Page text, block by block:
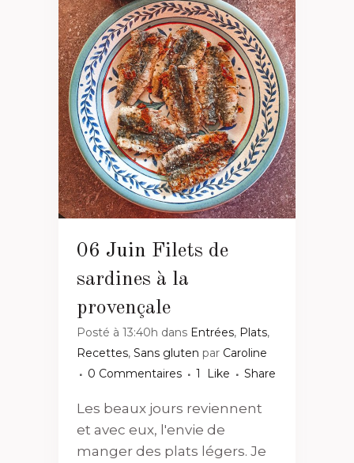
06 Juin Filets de
sardines à la
provençale
Posté à 13:40h dans Entrées, Plats,
Recettes, Sans gluten par Caroline
0 Commentaires
1 Like Share
Les beaux jours reviennent
et avec eux, l'envie de
manger des plats légers. Je